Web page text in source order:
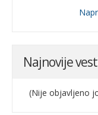
Najnovije
(Nije objavljeno